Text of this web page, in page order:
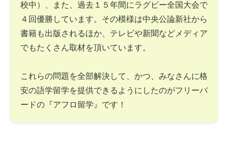
校中）、また、過去１５年間にラグビー全国大会で
４回優勝しています。その模様は中央公論新社から
書籍も出版されるほか、テレビや新聞などメディア
でもたくさん取材を頂いています。
これらの問題を全部解決して、かつ、みなさんに格
安の語学留学を提供できるようにしたのがフリーバ
ードの『アフロ留学』です！